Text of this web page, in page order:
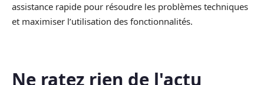
assistance rapide pour résoudre les problèmes techniques
et maximiser l’utilisation des fonctionnalités.
Ne ratez rien de l'actu